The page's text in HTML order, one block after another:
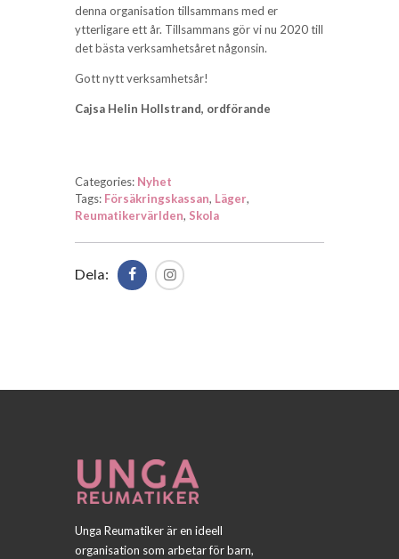
denna organisation tillsammans med er
ytterligare ett år. Tillsammans gör vi nu 2020 till
det bästa verksamhetsåret någonsin.
Gott nytt verksamhetsår!
Cajsa Helin Hollstrand, ordförande
Categories: Nyhet
Tags: Försäkringskassan, Läger,
Reumatikervärlden, Skola
Dela:
Unga Reumatiker är en ideell
organisation som arbetar för barn,